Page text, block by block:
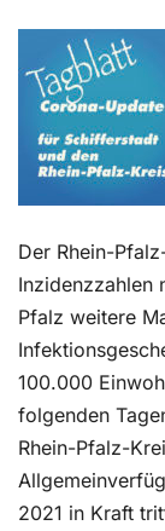
Der Rhein-
Inzidenzzahlen
Pfalz weitere
100.000
folgenden
Rhein-Pfalz-
2021 in Kraft